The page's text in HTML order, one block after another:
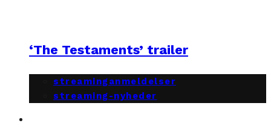
‘The Testaments’ trailer
streaminganmeldelser
streaming-nyheder